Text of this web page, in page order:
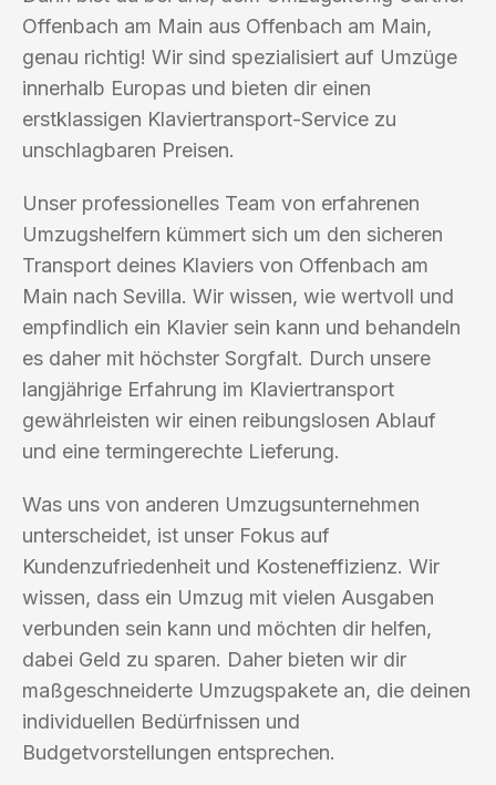
Offenbach am Main aus Offenbach am Main,
genau richtig! Wir sind spezialisiert auf Umzüge
innerhalb Europas und bieten dir einen
erstklassigen Klaviertransport-Service zu
unschlagbaren Preisen.
Unser professionelles Team von erfahrenen
Umzugshelfern kümmert sich um den sicheren
Transport deines Klaviers von Offenbach am
Main nach Sevilla. Wir wissen, wie wertvoll und
empfindlich ein Klavier sein kann und behandeln
es daher mit höchster Sorgfalt. Durch unsere
langjährige Erfahrung im Klaviertransport
gewährleisten wir einen reibungslosen Ablauf
und eine termingerechte Lieferung.
Was uns von anderen Umzugsunternehmen
unterscheidet, ist unser Fokus auf
Kundenzufriedenheit und Kosteneffizienz. Wir
wissen, dass ein Umzug mit vielen Ausgaben
verbunden sein kann und möchten dir helfen,
dabei Geld zu sparen. Daher bieten wir dir
maßgeschneiderte Umzugspakete an, die deinen
individuellen Bedürfnissen und
Budgetvorstellungen entsprechen.